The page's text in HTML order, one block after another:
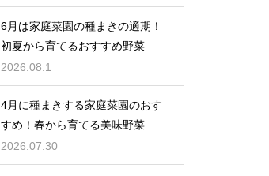
6月は家庭菜園の種まきの適期！
初夏から育てるおすすめ野菜
2026.08.1
4月に種まきする家庭菜園のおす
すめ！春から育てる美味野菜
2026.07.30